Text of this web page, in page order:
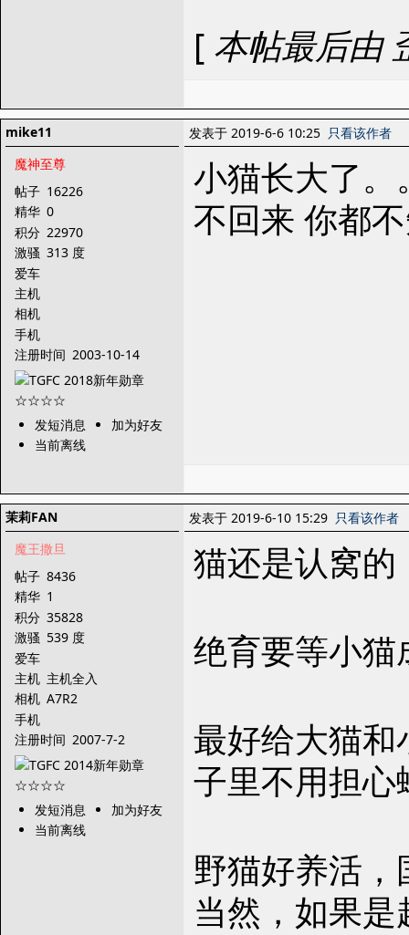
[ 本帖最后由
mike11
魔神至尊
帖子 16226
精华 0
积分 22970
激骚 313 度
爱车
主机
相机
手机
注册时间 2003-10-14
发短消息
加为好友
当前离线
发表于 2019-6-6 10:25 只看该作者
小猫长大了
不回来 你都
茉莉FAN
魔王撒旦
帖子 8436
精华 1
积分 35828
激骚 539 度
爱车
主机 主机全入
相机 A7R2
手机
注册时间 2007-7-2
发短消息
加为好友
当前离线
发表于 2019-6-10 15:29 只看该作者
猫还是认窝
绝育要等小
最好给大猫
子里不用担
野猫好养活
当然，如果